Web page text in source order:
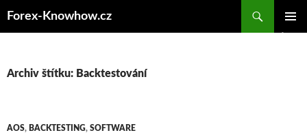
Forex-Knowhow.cz
Archiv štítku: Backtestování
AOS, BACKTESTING, SOFTWARE